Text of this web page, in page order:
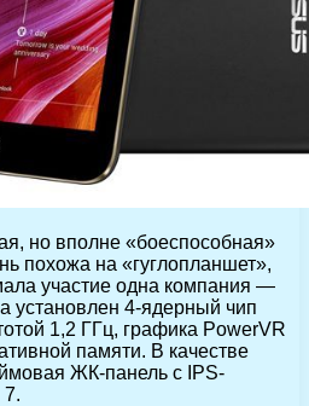
но вполне «боеспособная»
похожа на «гуглопланшет»,
участие одна компания —
установлен 4-ядерный чип
1,2 ГГц, графика PowerVR
памяти. В качестве
ЖК-панель с IPS-
7.